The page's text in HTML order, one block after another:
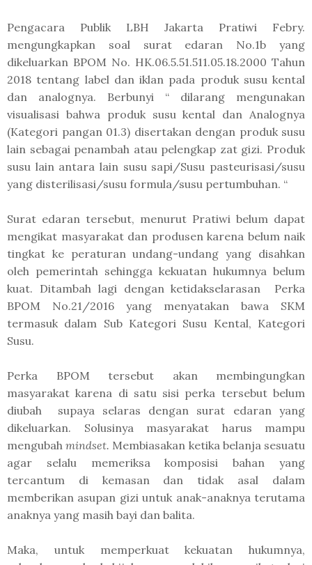
Pengacara Publik LBH Jakarta Pratiwi Febry.
mengungkapkan soal surat edaran No.1b yang
dikeluarkan BPOM No. HK.06.5.51.511.05.18.2000 Tahun
2018 tentang label dan iklan pada produk susu kental
dan analognya. Berbunyi “ dilarang mengunakan
visualisasi bahwa produk susu kental dan Analognya
(Kategori pangan 01.3) disertakan dengan produk susu
lain sebagai penambah atau pelengkap zat gizi. Produk
susu lain antara lain susu sapi/Susu pasteurisasi/susu
yang disterilisasi/susu formula/susu pertumbuhan. “
Surat edaran tersebut, menurut Pratiwi belum dapat
mengikat masyarakat dan produsen karena belum naik
tingkat ke peraturan undang-undang yang disahkan
oleh pemerintah sehingga kekuatan hukumnya belum
kuat. Ditambah lagi dengan ketidakselarasan Perka
BPOM No.21/2016 yang menyatakan bawa SKM
termasuk dalam Sub Kategori Susu Kental, Kategori
Susu.
Perka BPOM tersebut akan membingungkan
masyarakat karena di satu sisi perka tersebut belum
diubah supaya selaras dengan surat edaran yang
dikeluarkan. Solusinya masyarakat harus mampu
mengubahmindset. Membiasakan ketika belanja sesuatu
agar selalu memeriksa komposisi bahan yang
tercantum di kemasan dan tidak asal dalam
memberikan asupan gizi untuk anak-anaknya terutama
anaknya yang masih bayi dan balita.
Maka, untuk memperkuat kekuatan hukumnya,